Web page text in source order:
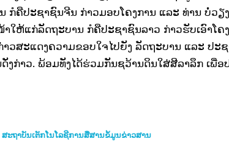
ກໍຄືປະຊາຊົນຈີນ ກ່າວມອບໂຄງການ ແລະ ທ່ານ ບໍ່ວຽ
ໃຫ້ແກ່ລັດຖະບານ ກໍຄືປະຊາຊົນລາວ ກ່າວຮັບເອົາໂຄ
າວສະແດງຄວາມຂອບໃຈໄປຍັງ ລັດຖະບານ ແລະ ປະ
ງກ່າວ. ພ້ອມທັງໄດ້ຮ່ວມກັນຊວ້ານດິນໃສ່ສີລາລຶກ ເພື່ອ
ສະຖາບັນເຕັກໂນໂລຊີການສື່ສານຂໍ້ມູນຂ່າວສານ